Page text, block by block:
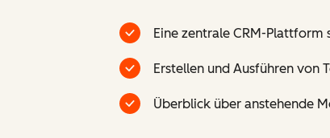
Eine zentrale CRM-
Erstellen und Ausführen von
Überblick über anstehende